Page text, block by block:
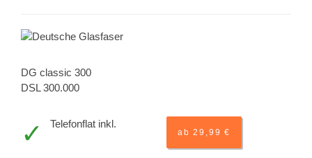
DG classic 300
DSL 300.000
Telefonflat inkl.
ab 29,99 €